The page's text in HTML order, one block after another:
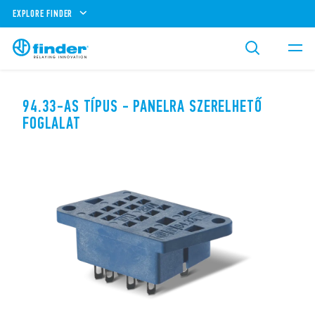
EXPLORE FINDER
94.33-AS TÍPUS - PANELRA SZERELHETŐ
FOGLALAT